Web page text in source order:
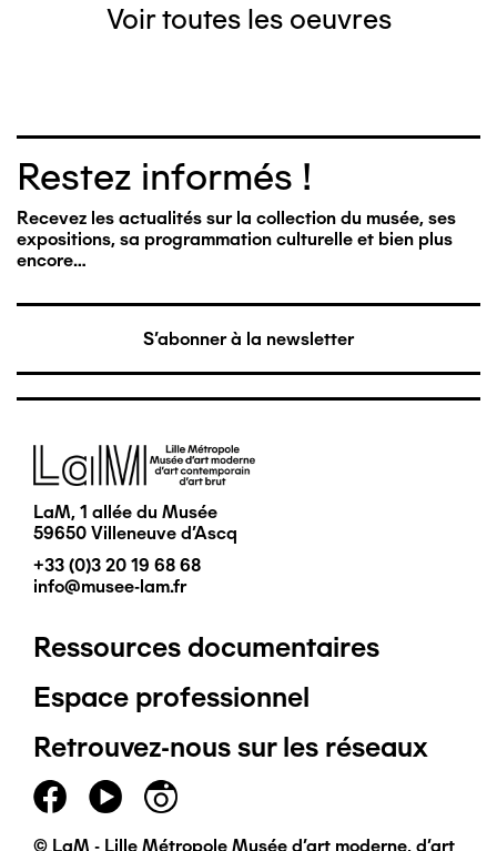
Voir toutes les oeuvres
Restez informés !
Recevez les actualités sur la collection du musée, ses
expositions, sa programmation culturelle et bien plus
encore…
S'abonner à la newsletter
Image
LaM, 1 allée du Musée
59650 Villeneuve d'Ascq
+33 (0)3 20 19 68 68
info@musee-lam.fr
Pied
de
page
principal
Ressources documentaires
Espace professionnel
Retrouvez-nous sur les réseaux
© LaM - Lille Métropole Musée d'art moderne, d'art